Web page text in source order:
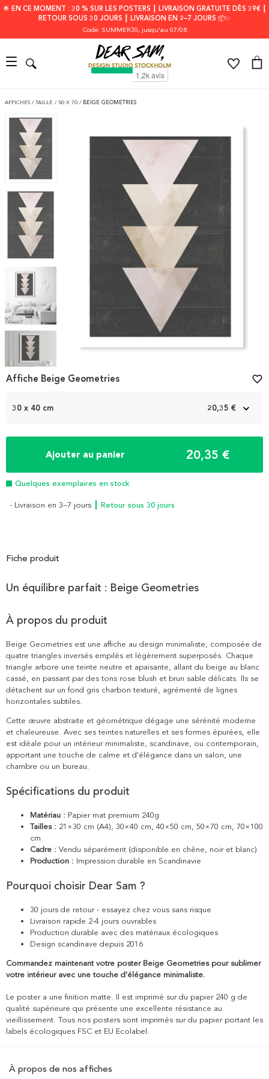
🌟 EN CE MOMENT : 30 % SUR LES POSTERS ┃ LIVRAISON GRATUITE DÈS 39€ ┃
RETOUR SOUS 30 JOURS ┃ LIVRAISON EN 2–7 JOURS 📦✨
Code: SUMMER30, jusqu'au 07/08
AFFICHES / TAILLE / 50 X 70 / BEIGE GEOMETRIES
Item
1
30 x 40 cm 20,35 €
Ajouter au panier 20,35 €
Quelques exemplaires en stock
- Livraison en 3–7 jours ┃ Retour sous 30 jours
Affiche Beige Geometries favorite_border
Fiche produit
Un équilibre parfait : Beige Geometries
À propos du produit
Beige Geometries est une affiche au design minimaliste, composée de
quatre triangles inversés empilés et légèrement superposés. Chaque
triangle arbore une teinte neutre et apaisante, allant du beige au blanc
cassé, en passant par des tons rose blush et brun sable délicats. Ils se
détachent sur un fond gris charbon texturé, agrémenté de lignes
horizontales subtiles.
Cette œuvre abstraite et géométrique dégage une sérénité moderne
et chaleureuse. Avec ses teintes naturelles et ses formes épurées, elle
est idéale pour un intérieur minimaliste, scandinave, ou contemporain,
apportant une touche de calme et d'élégance dans un salon, une
chambre ou un bureau.
Spécifications du produit
Matériau : Papier mat premium 240g
Tailles : 21×30 cm (A4), 30×40 cm, 40×50 cm, 50×70 cm, 70×100
cm
Cadre : Vendu séparément (disponible en chêne, noir et blanc)
Production : Impression durable en Scandinavie
Pourquoi choisir Dear Sam ?
30 jours de retour - essayez chez vous sans risque
Livraison rapide 2-4 jours ouvrables
Production durable avec des matériaux écologiques
Design scandinave depuis 2016
Commandez maintenant votre poster Beige Geometries pour sublimer
votre intérieur avec une touche d'élégance minimaliste.
Le poster a une finition matte. Il est imprimé sur du papier 240 g de
qualité supérieure qui présente une excellente résistance au
vieillissement. Tous nos posters sont imprimés sur du papier portant les
labels écologiques FSC et EU Ecolabel.
À propos de nos affiches